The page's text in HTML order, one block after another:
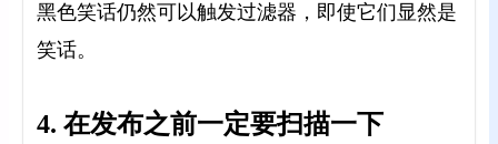
黑色笑话仍然可以触发过滤器，即使它们显然是
笑话。
4. 在发布之前一定要扫描一下